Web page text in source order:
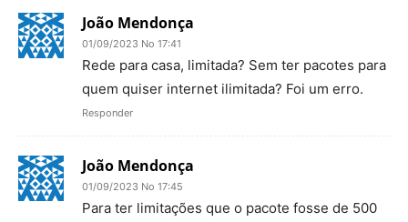
João Mendonça
01/09/2023 No 17:41
Rede para casa, limitada? Sem ter pacotes para
quem quiser internet ilimitada? Foi um erro.
Responder
João Mendonça
01/09/2023 No 17:45
Para ter limitações que o pacote fosse de 500